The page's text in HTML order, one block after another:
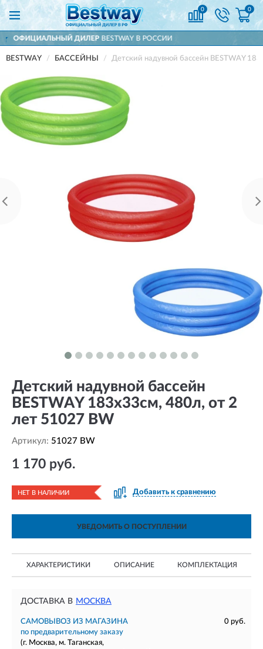
0 0
BESTWAY В РОССИИ
BESTWAY БАССЕЙНЫ Детский надувной бассейн BESTWAY
Детский надувной бассейн
BESTWAY 183х33см, 480л, от 2
лет 51027 BW
Артикул: 51027 BW
1 170 руб.
НЕТ В НАЛИЧИИ Добавить к сравнению
УВЕДОМИТЬ О ПОСТУПЛЕНИИ
ХАРАКТЕРИСТИКИ ОПИСАНИЕ КОМПЛЕКТАЦИЯ
ДОСТАВКА В МОСКВА
САМОВЫВОЗ ИЗ МАГАЗИНА
0 руб.
по предварительному заказу
(г. Москва, м. Таганская,